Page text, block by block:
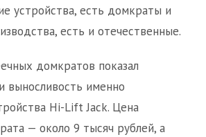
устройства, есть домкраты и
есть и отечественные.
домкратов показал
выносливость именно
Hi-Lift Jack. Цена
— около 9 тысяч рублей, а